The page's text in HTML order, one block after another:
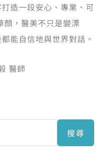
造一段安心、專業、可
顏，醫美不只是變漂
能自信地與世界對話。
醫師
搜尋